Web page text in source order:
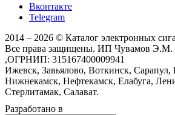
Вконтакте
Telegram
2014 – 2026 © Каталог электронных
Все права защищены. ИП Чувамов Э.М.
,ОГРНИП: 315167400009941
Ижевск, Завьялово, Воткинск, Сарапул,
Нижнекамск, Нефтекамск, Елабуга,
Стерлитамак, Салават.
Разработано в